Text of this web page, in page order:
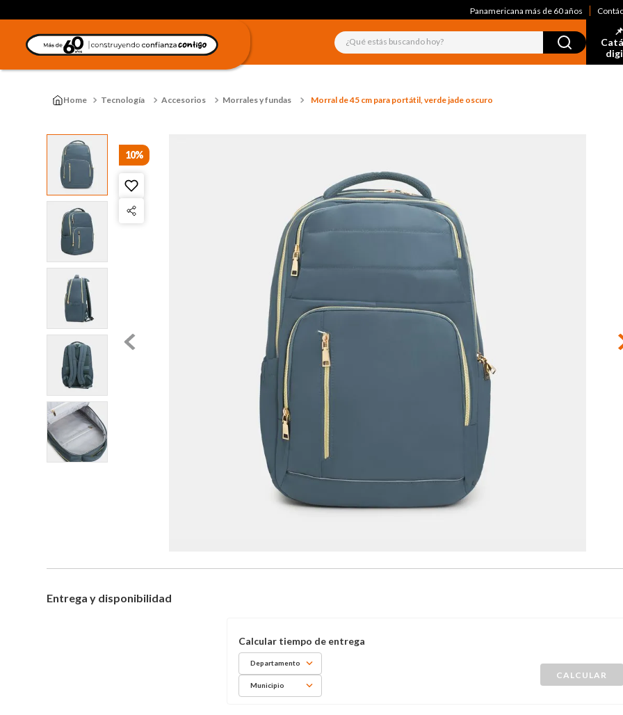
Panamericana más de 60 años
¿Qué estás buscando hoy?
Tecnología Accesorios Morrales y fundas Morral de 45 cm para portátil, verde jade oscuro
10%
Entrega y disponibilidad
Departamento
Municipio